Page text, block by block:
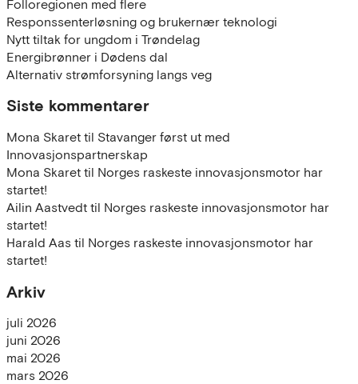
Folloregionen med flere
Responssenterløsning og brukernær teknologi
Nytt tiltak for ungdom i Trøndelag
Energibrønner i Dødens dal
Alternativ strømforsyning langs veg
Siste kommentarer
Mona Skaret til Stavanger først ut med
Innovasjonspartnerskap
Mona Skaret til Norges raskeste innovasjonsmotor har
startet!
Ailin Aastvedt til Norges raskeste innovasjonsmotor har
startet!
Harald Aas til Norges raskeste innovasjonsmotor har
startet!
Arkiv
juli 2026
juni 2026
mai 2026
mars 2026